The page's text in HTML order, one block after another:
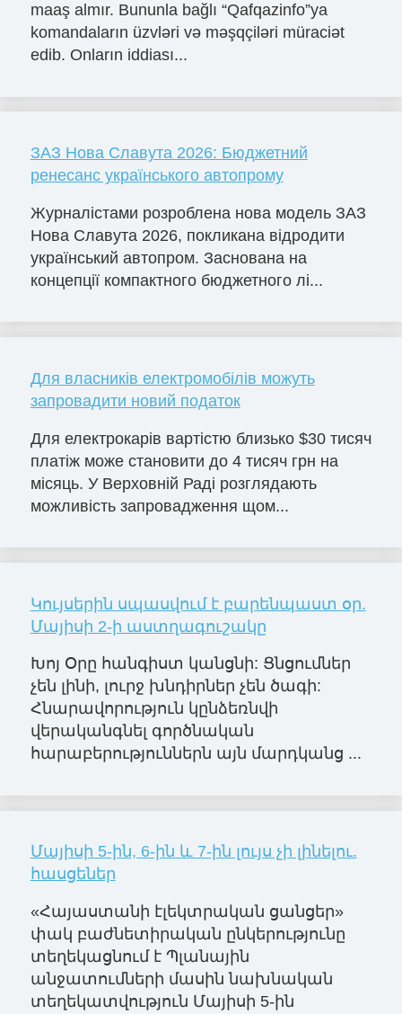
maaş almır. Bununla bağlı “Qafqazinfo”ya
komandaların üzvləri və məşqçiləri müraciət
edib. Onların iddiası...
ЗАЗ Нова Славута 2026: Бюджетний
ренесанс українського автопрому
Журналістами розроблена нова модель ЗАЗ
Нова Славута 2026, покликана відродити
український автопром. Заснована на
концепції компактного бюджетного лі...
Для власників електромобілів можуть
запровадити новий податок
Для електрокарів вартістю близько $30 тисяч
платіж може становити до 4 тисяч грн на
місяць. У Верховній Раді розглядають
можливість запровадження щом...
Կույսերին սպասվում է բարենպաստ օր.
Մայիսի 2-ի աստղագուշակը
Խոյ Օրը հանգիստ կանցնի: Ցնցումներ
չեն լինի, լուրջ խնդիրներ չեն ծագի:
Հնարավորություն կընձեռնվի
վերականգնել գործնական
հարաբերություններն այն մարդկանց ...
Մայիսի 5-ին, 6-ին և 7-ին լույս չի լինելու.
հասցեներ
«Հայաստանի էլեկտրական ցանցեր»
փակ բաժնետիրական ընկերությունը
տեղեկացնում է Պլանային
անջատումների մասին նախնական
տեղեկատվություն Մայիսի 5-ին